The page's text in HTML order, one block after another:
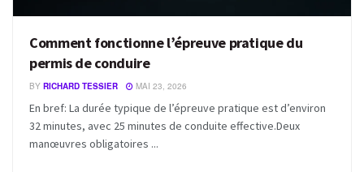
Comment fonctionne l’épreuve pratique du
permis de conduire
BY RICHARD TESSIER MAI 23, 2026
En bref: La durée typique de l’épreuve pratique est d’environ
32 minutes, avec 25 minutes de conduite effective.Deux
manœuvres obligatoires ...